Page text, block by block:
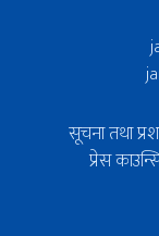
सूचना तथा
प्रेस